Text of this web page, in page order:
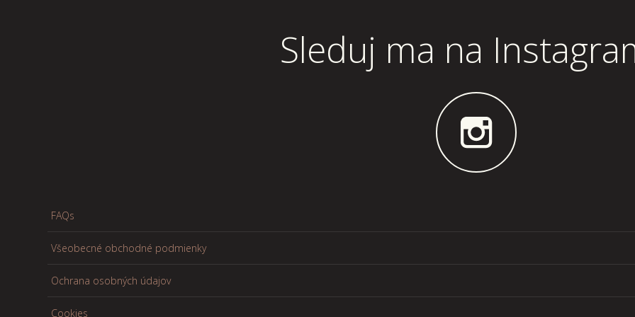
Sleduj ma na
FAQs
Všeobecné obchodné podmienky
Ochrana osobných údajov
Cookies